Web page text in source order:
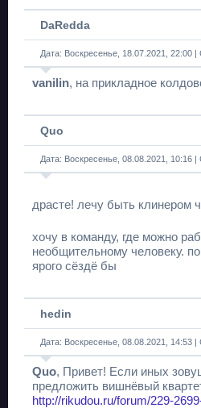
DaRedda
Дата: Воскресенье, 18.07.2021, 22:00
vanilin, на прикладное
Quo
Дата: Воскресенье, 08.08.2021, 10:16
драсте! лечу быть клинером
хочу в команду, где можно
необщительному человеку.
ярого сёздё бы
hedin
Дата: Воскресенье, 08.08.2021, 14:53
Quo, Привет! Если иных
предложить вишнёвый
http://rikudou.ru/forum/229-